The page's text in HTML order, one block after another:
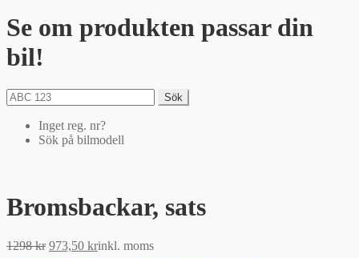
Se om produkten passar din
bil!
Sök
Inget reg. nr?
Sök på bilmodell
Bromsbackar, sats
1298kr Det
973,50 krDet
inkl. moms